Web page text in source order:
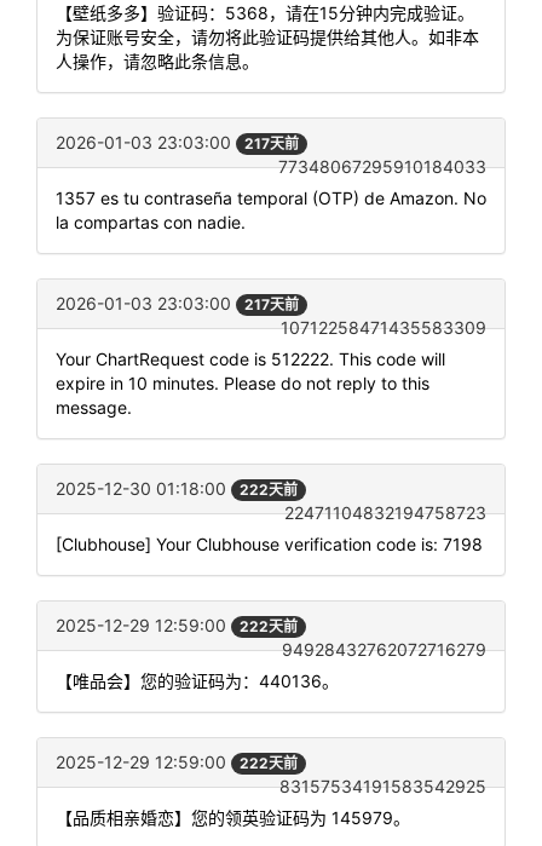
【壁纸多多】验证码：5368，请在15分钟内完成验证。
为保证账号安全，请勿将此验证码提供给其他人。如非本
人操作，请忽略此条信息。
2026-01-03 23:03:00 217天前
77348067295910184033
1357 es tu contraseña temporal (OTP) de Amazon. No
la compartas con nadie.
2026-01-03 23:03:00 217天前
10712258471435583309
Your ChartRequest code is 512222. This code will
expire in 10 minutes. Please do not reply to this
message.
2025-12-30 01:18:00 222天前
22471104832194758723
[Clubhouse] Your Clubhouse verification code is: 7198
2025-12-29 12:59:00 222天前
94928432762072716279
【唯品会】您的验证码为：440136。
2025-12-29 12:59:00 222天前
83157534191583542925
【品质相亲婚恋】您的领英验证码为 145979。